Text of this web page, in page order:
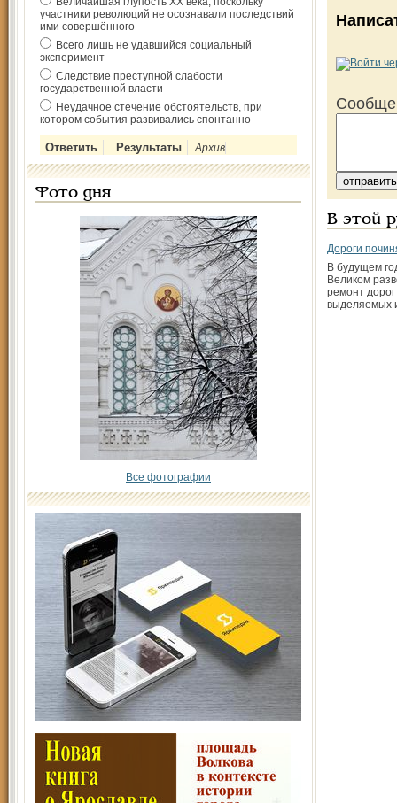
участники революций не осознавали последствий
ими совершённого
Всего лишь не удавшийся социальный
эксперимент
Следствие преступной слабости
государственной власти
Неудачное стечение обстоятельств, при
котором события развивались спонтанно
Архив
Фото дня
Все фотографии
В этой
Дороги
В будущем
Великом
ремонт дорог
выделяемых